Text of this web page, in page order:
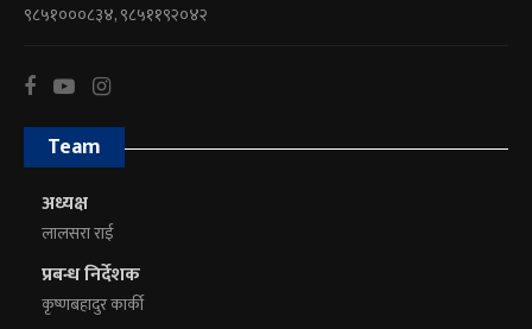
९८५१०००८३४, ९८५११९२०४२
Team
अध्यक्ष
लालसरा राई
प्रबन्ध निर्देशक
कृष्णबहादुर कार्की